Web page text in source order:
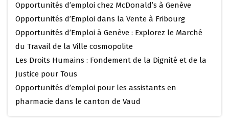
Opportunités d’emploi chez McDonald’s à Genève
Opportunités d’Emploi dans la Vente à Fribourg
Opportunités d’Emploi à Genève : Explorez le Marché
du Travail de la Ville cosmopolite
Les Droits Humains : Fondement de la Dignité et de la
Justice pour Tous
Opportunités d’emploi pour les assistants en
pharmacie dans le canton de Vaud